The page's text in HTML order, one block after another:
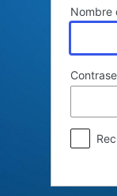
Nombre